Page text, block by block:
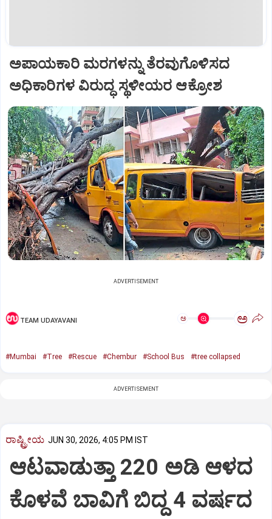
ಅಪಾಯಕಾರಿ ಮರಗಳನ್ನು ತೆರವುಗೊಳಿಸದ
ಅಧಿಕಾರಿಗಳ ವಿರುದ್ಧ ಸ್ಥಳೀಯರ ಆಕ್ರೋಶ
ADVERTISEMENT
TEAM UDAYAVANI ಅ ಅ
#Mumbai #Tree #Rescue #Chembur #School Bus #tree collapsed
ADVERTISEMENT
ರಾಷ್ಟ್ರೀಯ JUN 30, 2026, 4:05 PM IST
ಆಟವಾಡುತ್ತಾ 220 ಅಡಿ ಆಳದ
ಕೊಳವೆ ಬಾವಿಗೆ ಬಿದ್ದ 4 ವರ್ಷದ